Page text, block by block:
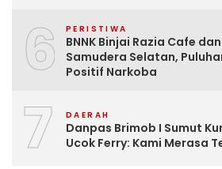
6 PERISTIWA
BNNK Binjai Razia Cafe
Samudera Selatan,
Positif Narkoba
7 DAERAH
Danpas Brimob I Sumut
Ucok Ferry: Kami Merasa